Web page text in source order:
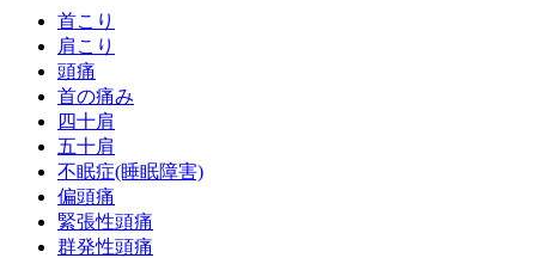
首こり
肩こり
頭痛
首の痛み
四十肩
五十肩
不眠症(睡眠障害)
偏頭痛
緊張性頭痛
群発性頭痛